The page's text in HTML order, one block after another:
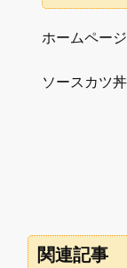
ホームページ
ソースカツ
関連記事